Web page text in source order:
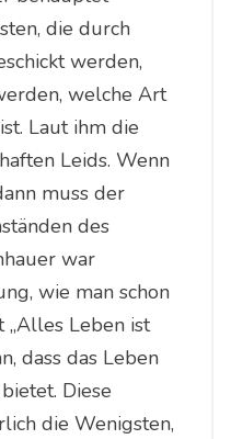
die durch
werden,
welche Art
Laut ihm die
Leids. Wenn
muss der
des
war
wie man schon
„Alles Leben ist
dass das Leben
Diese
die Wenigsten,